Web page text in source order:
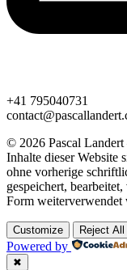
+41 795040731
© 2026 Pascal
Inhalte dieser Website
ohne vorherige
gespeichert,
Form weiterverwendet
Customize Reject All
Powered by
✖